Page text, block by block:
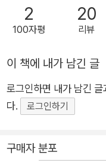
망에 중독되어 자기 자
없이 입에 넣고, 삼키고
처방하는 삶을 살아왔다.
못하고 사람들은 계속 아
다. 나는 돈은 벌 수 있었
는 못했다. 근본적인 해
에 심각한 심근경색, 혈
2
100자평
20
리뷰
이 책에 내가 남긴 글
로그인하면 내가 남긴
다.
로그인하기
구매자 분포